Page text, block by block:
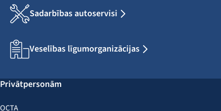
Sadarbības autoservisi
Veselības līgumorganizācijas
Privātpersonām
OCTA